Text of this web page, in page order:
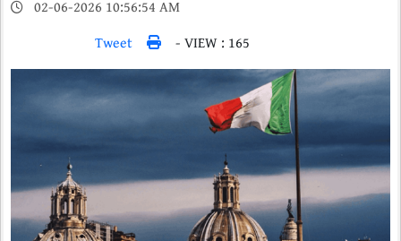
02-06-2026 10:56:54 AM
Tweet
- VIEW : 165